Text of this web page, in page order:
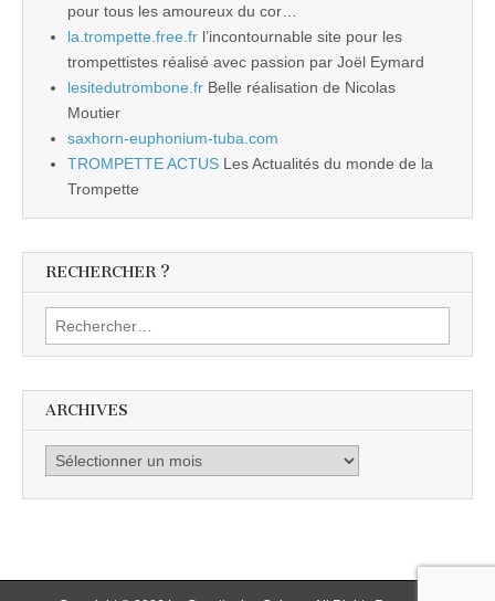
pour tous les amoureux du cor…
la.trompette.free.fr l’incontournable site pour les
trompettistes réalisé avec passion par Joël Eymard
lesitedutrombone.fr Belle réalisation de Nicolas
Moutier
saxhorn-euphonium-tuba.com
TROMPETTE ACTUS Les Actualités du monde de la
Trompette
RECHERCHER ?
Rechercher :
ARCHIVES
Archives